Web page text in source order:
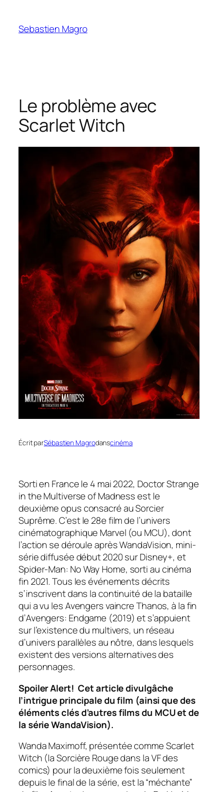
content
Sebastien Magro
Le problème avec
Scarlet Witch
Écrit parSébastien Magrodanscinéma
Sorti en France le 4 mai 2022, Doctor Strange
in the Multiverse of Madnessest le
deuxième opus consacré au Sorcier
Suprême. C’est le 28e film de l’univers
cinématographique Marvel (ou MCU), dont
l’action se déroule aprèsWandaVision, mini-
série diffusée début 2020 sur Disney+, et
Spider-Man: No Way Home, sorti au cinéma
fin 2021. Tous les événements décrits
s’inscrivent dans la continuité de la bataille
qui a vu les Avengers vaincre Thanos, à la fin
d’Avengers: Endgame (2019) et s’appuient
sur l’existence du multivers, un réseau
d’univers parallèles au nôtre, dans lesquels
existent des versions alternatives des
personnages.
Spoiler Alert! Cet article divulgâche
l’intrigue principale du film (ainsi que des
éléments clés d’autres films du MCU et de
la sérieWandaVision).
Wanda Maximoff, présentée comme Scarlet
Witch (la Sorcière Rouge dans la VF des
comics) pour la deuxième fois seulement
depuis le final de la série, est la “méchante”